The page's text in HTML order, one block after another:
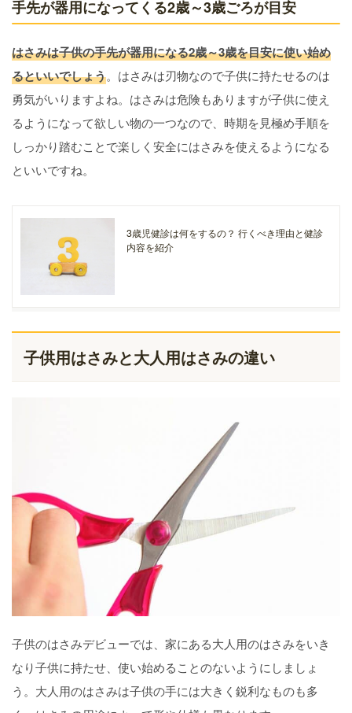
手先が器用になってくる2歳～3歳ごろが目安
はさみは子供の手先が器用になる2歳～3歳を目安に使い始め
るといいでしょう。はさみは刃物なので子供に持たせるのは
勇気がいりますよね。はさみは危険もありますが子供に使え
るようになって欲しい物の一つなので、時期を見極め手順を
しっかり踏むことで楽しく安全にはさみを使えるようになる
といいですね。
3歳児健診は何をするの？ 行くべき理由と健診
内容を紹介
子供用はさみと大人用はさみの違い
子供のはさみデビューでは、家にある大人用のはさみをいき
なり子供に持たせ、使い始めることのないようにしましょ
う。大人用のはさみは子供の手には大きく鋭利なものも多